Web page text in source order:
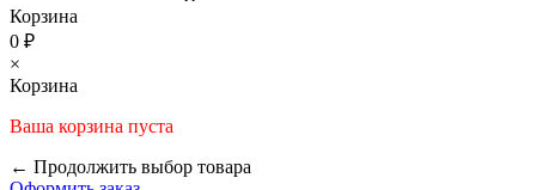
Корзина
0 ₽
×
Корзина
Ваша корзина пуста
← Продолжить выбор товара